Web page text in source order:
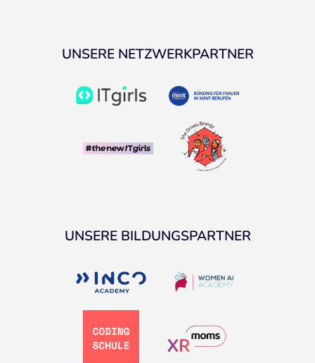
UNSERE NETZWERKPARTNER
UNSERE BILDUNGSPARTNER